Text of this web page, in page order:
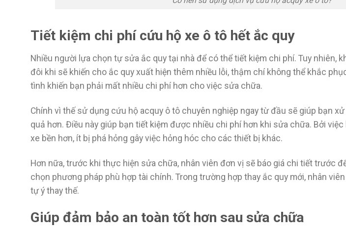
Tiết kiệm chi phí cứu hộ xe ô tô hết ắc quy
Nhiều người lựa chọn tự sửa ắc quy tại nhà để có thể tiết kiệm chi phí. Tuy nhiên,
đôi khi sẽ khiến cho ắc quy xuất hiện thêm nhiều lỗi, thậm chí không thể khắc
tình khiến bạn phải mất nhiều chi phí hơn cho việc sửa chữa.
Chính vì thế sử dụng cứu hộ acquy ô tô chuyên nghiệp ngay từ đầu sẽ giúp bạn
quả hơn. Điều này giúp bạn tiết kiệm được nhiều chi phí hơn khi sửa chữa. Bởi
xe bền hơn, ít bị phá hỏng gây việc hỏng hóc cho các thiết bị khác.
Hơn nữa, trước khi thực hiện sửa chữa, nhân viên đơn vị sẽ báo giá chi tiết trước
chọn phương pháp phù hợp tài chính. Trong trường hợp thay ắc quy mới, nhân
tự ý thay thế.
Giúp đảm bảo an toàn tốt hơn sau sửa chữa